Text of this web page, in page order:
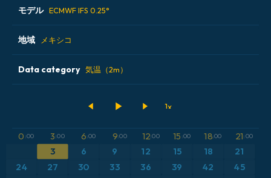
2026-08-07 12 UTC
2026-08-08 00 UTC
2026-08-08 12 UTC
モデル ECMWF IFS 0.25°
ALADIN CZ 2.3 km
ECMWF AIFS [AI]
地域 メキシコ
アイスランド
イギリス
Data category 気温（2m）
0 :00 3:00 6:00 9:00 12:00 15 :00 18:00 21:00
3 6 9 12 15 18 21
24 27 30 33 36 39 42
45